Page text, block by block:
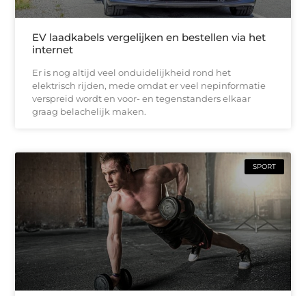
EV laadkabels vergelijken en bestellen via het
internet
Er is nog altijd veel onduidelijkheid rond het
elektrisch rijden, mede omdat er veel nepinformatie
verspreid wordt en voor- en tegenstanders elkaar
graag belachelijk maken.
SPORT